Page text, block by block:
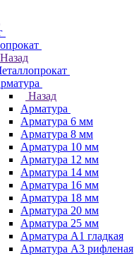
Назад
Назад
Арматура
Арматура 6 мм
Арматура 8 мм
Арматура 10 мм
Арматура 12 мм
Арматура 14 мм
Арматура 16 мм
Арматура 18 мм
Арматура 20 мм
Арматура 25 мм
Арматура А1 гладкая
Арматура А3 рифленая